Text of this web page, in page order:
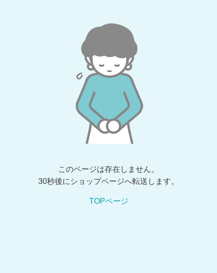
このページは存在しません。
30秒後にショップページへ転送します。
TOPページ